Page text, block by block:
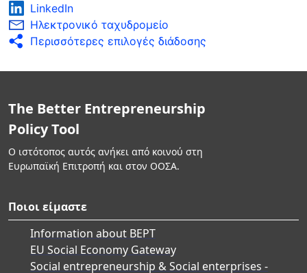
LinkedIn
Ηλεκτρονικό ταχυδρομείο
Περισσότερες επιλογές διάδοσης
The Better Entrepreneurship
Policy Tool
Ο ιστότοπος αυτός ανήκει από κοινού στη
Ευρωπαϊκή Επιτροπή και στον ΟΟΣΑ.
Ποιοι είμαστε
Information about BEPT
EU Social Economy Gateway
Social entrepreneurship & Social enterprises -